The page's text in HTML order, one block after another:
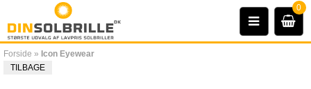
0
Forside » Icon Eyewear
TILBAGE